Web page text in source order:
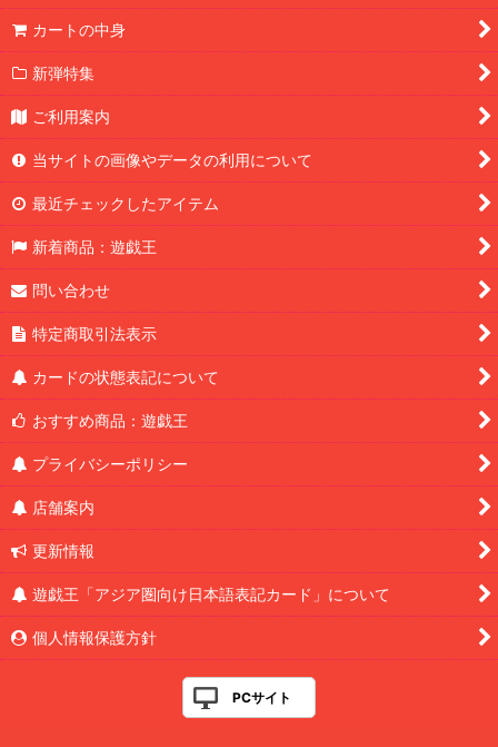
カートの中身
新弾特集
ご利用案内
当サイトの画像やデータの利用について
最近チェックしたアイテム
新着商品：遊戯王
問い合わせ
特定商取引法表示
カードの状態表記について
おすすめ商品：遊戯王
プライバシーポリシー
店舗案内
更新情報
遊戯王「アジア圏向け日本語表記カード」について
個人情報保護方針
PCサイト